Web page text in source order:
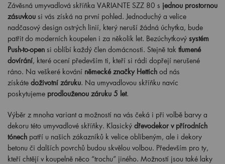
Závěsná umyvadlová skříňka VARIANTE SZZ 80 s jednou prostornou
zásuvkou si vás získá na první pohled. Jednoduchý a velice
nadčasový design ostrých linií, který neruší žádná úchytka, bude
patřit do moderních koupelen i za několik let. Bezúchytkový systém
Push-to-open si oblíbí každý člen domácnosti. Stejně tak tlumené
dovírání, které ocení především ti, kteří si rádi dopřejí nerušené
ráno. Na veškeré kování německé značky Hettich od nás
získáte doživotní záruku. Na umyvadlovou skříňku navíc
poskytujeme prodlouženou záruku 5 let.
Výběr z mnoha variant a možností na vás čeká i při volbě barvy a
dekoru této umyvadlové skříňky. Klasický dřevodekor v přírodních
tónech patří u našich zákazníků k velice oblíbeným, ale i dekory
betonu či dalších povrchů budou skvělou volbou. Především pro ty,
kteří chtějí v koupelně něco “trochu” jiného. Možností jsou také laky